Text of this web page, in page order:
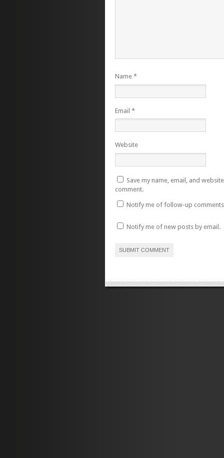
Name *
Email *
Website
Save my name, email, and
comment.
Notify me of follow-up
Notify me of new posts by email.